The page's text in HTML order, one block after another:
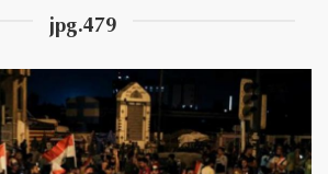
479.jpg